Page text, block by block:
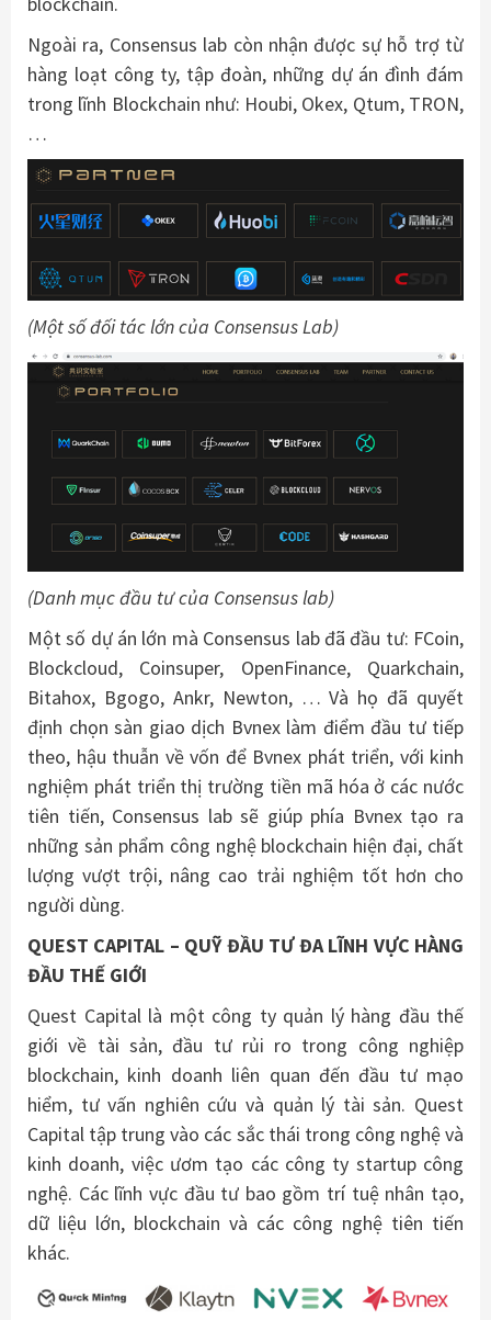
Ngoài ra, Consensus lab còn nhận được sự hỗ trợ từ
hàng loạt công ty, tập đoàn, những dự án đình đám
trong lĩnh Blockchain như: Houbi, Okex, Qtum, TRON,
…
(Một số đối tác lớn của Consensus Lab)
(Danh mục đầu tư của Consensus lab)
Một số dự án lớn mà Consensus lab đã đầu tư: FCoin,
Blockcloud, Coinsuper, OpenFinance, Quarkchain,
Bitahox, Bgogo, Ankr, Newton, … Và họ đã quyết
định chọn sàn giao dịch Bvnex làm điểm đầu tư tiếp
theo, hậu thuẫn về vốn để Bvnex phát triển, với kinh
nghiệm phát triển thị trường tiền mã hóa ở các nước
tiên tiến, Consensus lab sẽ giúp phía Bvnex tạo ra
những sản phẩm công nghệ blockchain hiện đại, chất
lượng vượt trội, nâng cao trải nghiệm tốt hơn cho
người dùng.
QUEST CAPITAL – QUỸ ĐẦU TƯ ĐA LĨNH VỰC HÀNG
ĐẦU THẾ GIỚI
Quest Capital là một công ty quản lý hàng đầu thế
giới về tài sản, đầu tư rủi ro trong công nghiệp
blockchain, kinh doanh liên quan đến đầu tư mạo
hiểm, tư vấn nghiên cứu và quản lý tài sản. Quest
Capital tập trung vào các sắc thái trong công nghệ và
kinh doanh, việc ươm tạo các công ty startup công
nghệ. Các lĩnh vực đầu tư bao gồm trí tuệ nhân tạo,
dữ liệu lớn, blockchain và các công nghệ tiên tiến
khác.